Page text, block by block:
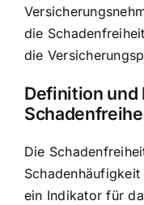
die
die
Definition und
Die
ein Indikator für